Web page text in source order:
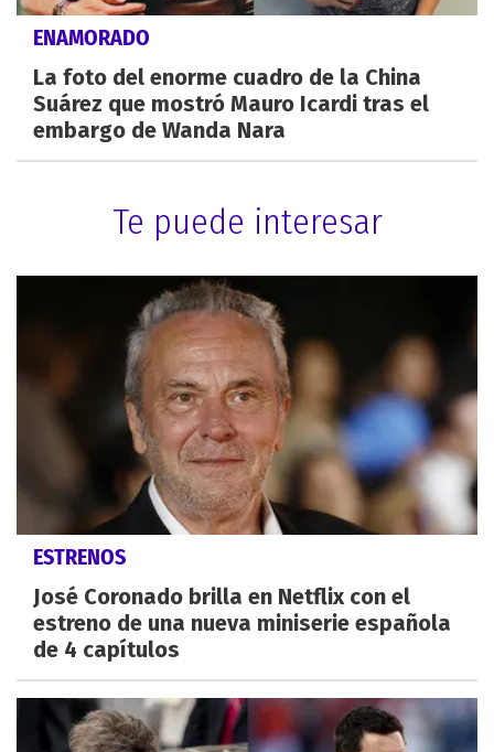
ENAMORADO
La foto del enorme cuadro de la China
Suárez que mostró Mauro Icardi tras el
embargo de Wanda Nara
Te puede interesar
ESTRENOS
José Coronado brilla en Netflix con el
estreno de una nueva miniserie española
de 4 capítulos